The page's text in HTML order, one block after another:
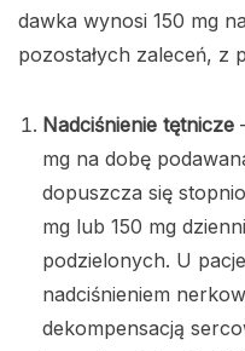
dawka wynosi 150 mg
pozostałych zaleceń, z
Nadciśnienie tętnicze
mg na dobę
dopuszcza się
mg lub 150 mg
podzielonych. U
nadciśnieniem
dekompensacją